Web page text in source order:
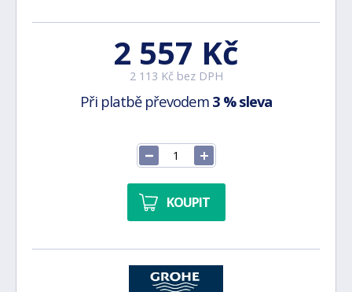
2 557 Kč
2 113 Kč bez DPH
Při platbě převodem 3 % sleva
KOUPIT